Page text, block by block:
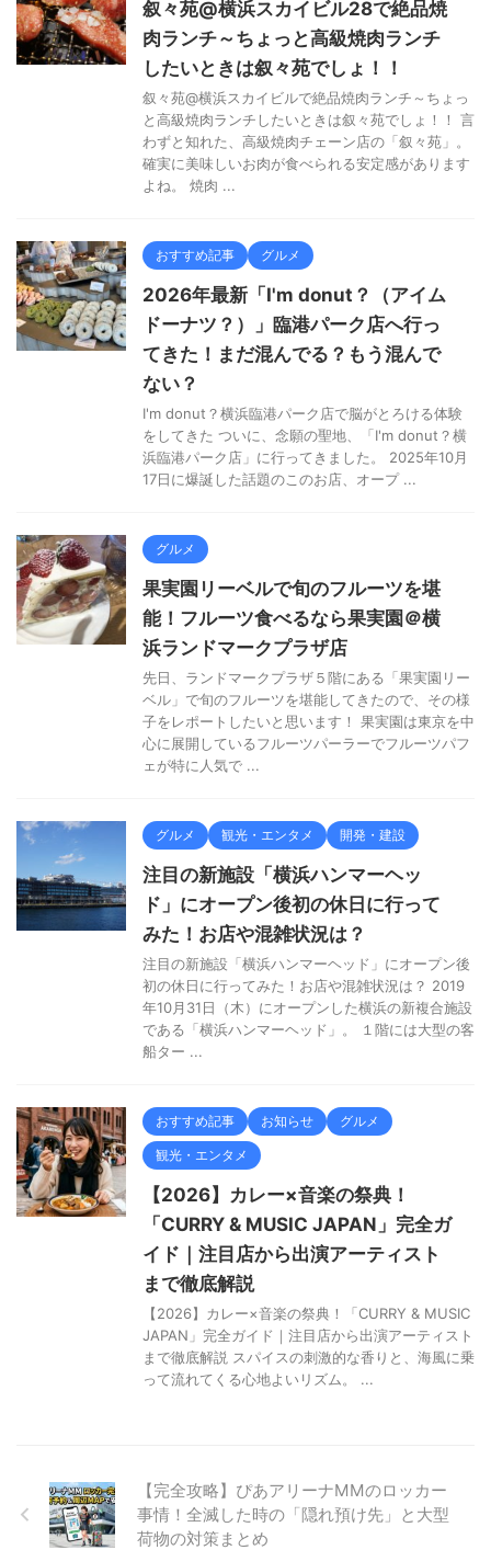
叙々苑@横浜スカイビル28で絶品焼
肉ランチ～ちょっと高級焼肉ランチ
したいときは叙々苑でしょ！！
叙々苑@横浜スカイビルで絶品焼肉ランチ～ちょっ
と高級焼肉ランチしたいときは叙々苑でしょ！！ 言
わずと知れた、高級焼肉チェーン店の「叙々苑」。
確実に美味しいお肉が食べられる安定感があります
よね。 焼肉 ...
おすすめ記事 グルメ
2026年最新「I'm donut？（アイム
ドーナツ？）」臨港パーク店へ行っ
てきた！まだ混んでる？もう混んで
ない？
I'm donut？横浜臨港パーク店で脳がとろける体験
をしてきた ついに、念願の聖地、「I'm donut？横
浜臨港パーク店」に行ってきました。 2025年10月
17日に爆誕した話題のこのお店、オープ ...
グルメ
果実園リーベルで旬のフルーツを堪
能！フルーツ食べるなら果実園＠横
浜ランドマークプラザ店
先日、ランドマークプラザ５階にある「果実園リー
ベル」で旬のフルーツを堪能してきたので、その様
子をレポートしたいと思います！ 果実園は東京を中
心に展開しているフルーツパーラーでフルーツパフ
ェが特に人気で ...
グルメ 観光・エンタメ 開発・建設
注目の新施設「横浜ハンマーヘッ
ド」にオープン後初の休日に行って
みた！お店や混雑状況は？
注目の新施設「横浜ハンマーヘッド」にオープン後
初の休日に行ってみた！お店や混雑状況は？ 2019
年10月31日（木）にオープンした横浜の新複合施設
である「横浜ハンマーヘッド」。 １階には大型の客
船ター ...
おすすめ記事 お知らせ グルメ
観光・エンタメ
【2026】カレー×音楽の祭典！
「CURRY & MUSIC JAPAN」完全ガ
イド｜注目店から出演アーティスト
まで徹底解説
【2026】カレー×音楽の祭典！「CURRY & MUSIC
JAPAN」完全ガイド｜注目店から出演アーティスト
まで徹底解説 スパイスの刺激的な香りと、海風に乗
って流れてくる心地よいリズム。 ...
【完全攻略】ぴあアリーナMMのロッカー
事情！全滅した時の「隠れ預け先」と大型
荷物の対策まとめ